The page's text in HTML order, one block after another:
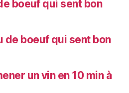
boeuf qui sent bon
de boeuf qui sent bon
un vin en 10 min à